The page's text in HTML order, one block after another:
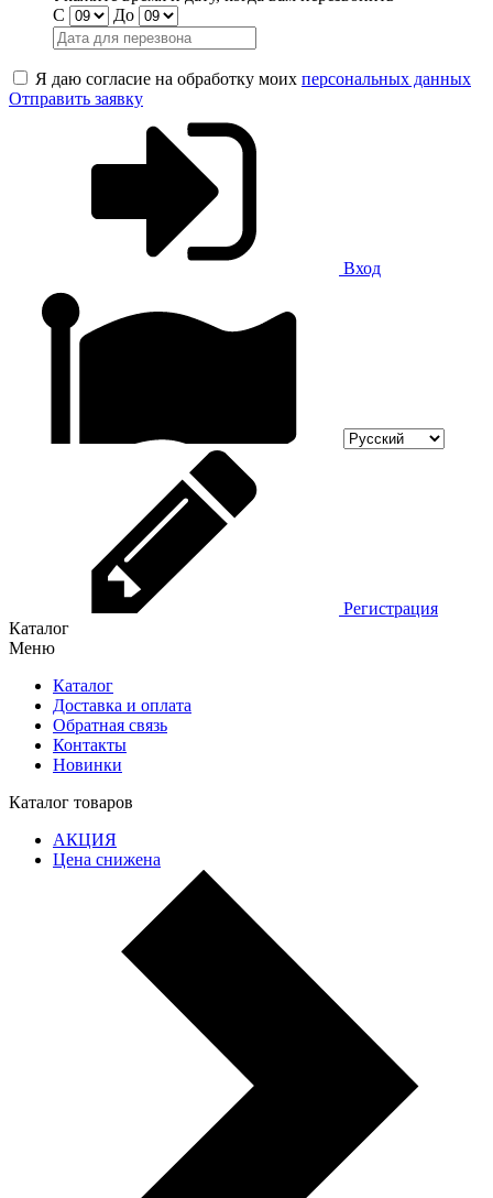
С
До
Я даю согласие на обработку моих персональных данных
Отправить заявку
Вход
Регистрация
Каталог
Меню
Каталог
Доставка и оплата
Обратная связь
Контакты
Новинки
Каталог товаров
АКЦИЯ
Цена снижена